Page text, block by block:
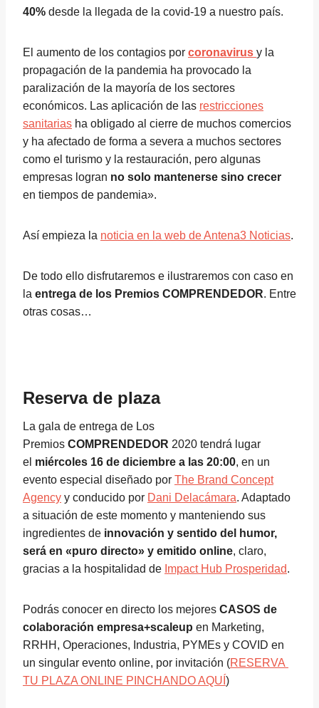
40% desde la llegada de la covid-19 a nuestro país.
El aumento de los contagios por coronavirus y la
propagación de la pandemia ha provocado la
paralización de la mayoría de los sectores
económicos. Las aplicación de las restricciones
sanitarias ha obligado al cierre de muchos comercios
y ha afectado de forma a severa a muchos sectores
como el turismo y la restauración, pero algunas
empresas logran no solo mantenerse sino crecer
en tiempos de pandemia».
Así empieza la noticia en la web de Antena3 Noticias.
De todo ello disfrutaremos e ilustraremos con caso en
la entrega de los Premios COMPRENDEDOR. Entre
otras cosas…
Reserva de plaza
La gala de entrega de Los
Premios COMPRENDEDOR 2020 tendrá lugar
el miércoles 16 de diciembre a las 20:00, en un
evento especial diseñado por The Brand Concept
Agency y conducido por Dani Delacámara. Adaptado
a situación de este momento y manteniendo sus
ingredientes de innovación y sentido del humor,
será en «puro directo» y emitido online, claro,
gracias a la hospitalidad de Impact Hub Prosperidad.
Podrás conocer en directo los mejores CASOS de
colaboración empresa+scaleup en Marketing,
RRHH, Operaciones, Industria, PYMEs y COVID en
un singular evento online, por invitación (RESERVA
TU PLAZA ONLINE PINCHANDO AQUÍ )